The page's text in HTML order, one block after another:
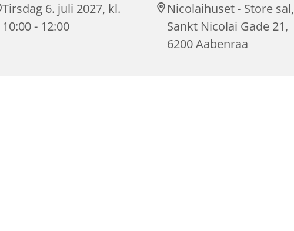
Tirsdag 6. juli 2027, kl.
10:00 - 12:00
Nicolaihuset - Store sal,
Sankt Nicolai Gade 21,
6200 Aabenraa